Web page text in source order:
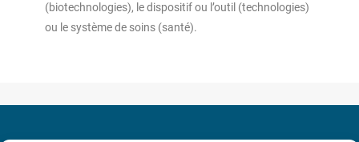
(biotechnologies), le dispositif ou l’outil (technologies)
ou le système de soins (santé).